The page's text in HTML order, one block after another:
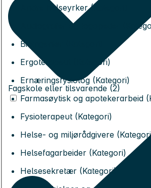
Andre helseyrker (Kategori)
Audiografer og logopeder
Bioingeniør (Kategori)
Ergoterapeut (Kategori)
Ernæringsfysiolog (Kategori)
Farmasøytisk og apotekerarbeid
Fysioterapeut (Kategori)
Helse- og miljørådgivere
Helsefagarbeider (Kategori)
Helsesekretær (Kategori)
Fagskole eller tilsvarende (2)